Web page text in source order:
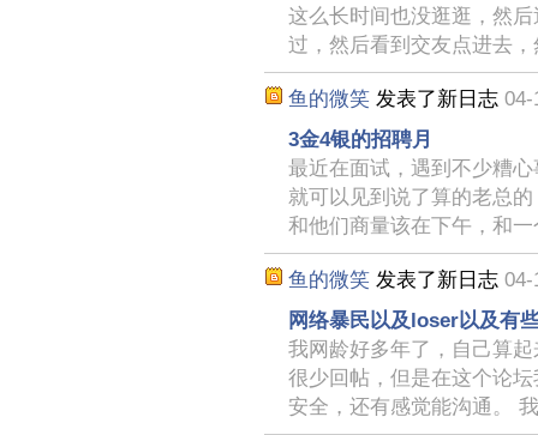
这么长时间也没逛逛，然
过，然后看到交友点进去
鱼的微笑 发表了新日志 04-
3金4银的招聘月
最近在面试，遇到不少糟
就可以见到说了算的老总
和他们商量该在下午，和
鱼的微笑 发表了新日志 04-
网络暴民以及loser以及有
我网龄好多年了，自己算
很少回帖，但是在这个论
安全，还有感觉能沟通。